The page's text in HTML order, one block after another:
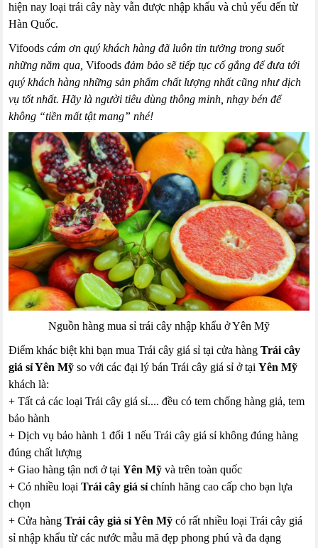
hiện nay loại trái cây này vẫn được nhập khẩu và chủ yếu đến từ
Hàn Quốc.
Vifoods cám ơn quý khách hàng đã luôn tin tưởng trong suốt
những năm qua,Vifoods đảm bảo sẽ tiếp tục cố gắng để đưa tới
quý khách hàng những sản phẩm chất lượng nhất cũng như dịch
vụ tốt nhất. Hãy là người tiêu dùng thông minh, nhạy bén để
không “tiền mất tật mang” nhé!
Nguồn hàng mua sỉ trái cây nhập khẩu ở Yên Mỹ
Điểm khác biệt khi bạn mua Trái cây giá sỉ tại cửa hàngTrái cây
giá sỉ Yên Mỹ so với các đại lý bán Trái cây giá sỉ ở tạiYên Mỹ
khách là:
+ Tất cả các loại Trái cây giá sỉ.... đều có tem chống hàng giả, tem
bảo hành
+ Dịch vụ bảo hành 1 đổi 1 nếu Trái cây giá sỉ không đúng hàng
đúng chất lượng
+ Giao hàng tận nơi ở tạiYên Mỹ và trên toàn quốc
+ Có nhiều loạiTrái cây giá sỉ chính hãng cao cấp cho bạn lựa
chọn
+ Cửa hàngTrái cây giá sỉ Yên Mỹ có rất nhiều loại Trái cây giá
sỉ nhập khẩu từ các nước mẫu mã đẹp phong phú và đa dạng